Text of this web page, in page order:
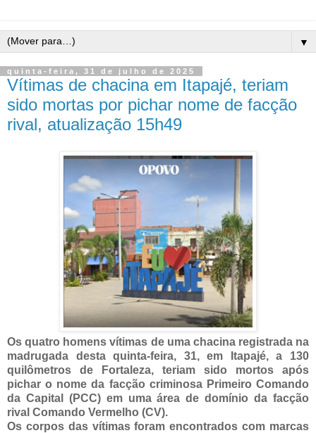
▼
quinta-feira, 31 de julho de 2025
Vítimas de chacina em Itapajé, teriam
sido mortas por pichar nome de facção
rival, atualização 15h49
Os quatro homens vítimas de uma chacina registrada na
madrugada desta quinta-feira, 31, em Itapajé, a 130
quilômetros de Fortaleza, teriam sido mortos após
pichar o nome da facção criminosa Primeiro Comando
da Capital (PCC) em uma área de domínio da facção
rival Comando Vermelho (CV).⁠⁠
Os corpos das vítimas foram encontrados com marcas